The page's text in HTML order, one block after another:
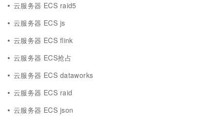
云服务器 ECS raid5
云服务器 ECS js
云服务器 ECS flink
云服务器 ECS抢占
云服务器 ECS dataworks
云服务器 ECS raid
云服务器 ECS json